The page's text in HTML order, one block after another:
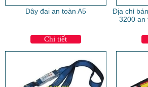
Dây đai an toàn A5
Chi tiết
Địa chỉ
3200 an